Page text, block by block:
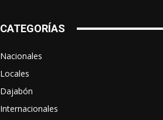
CATEGORÍAS
Nacionales
Locales
Dajabón
Internacionales